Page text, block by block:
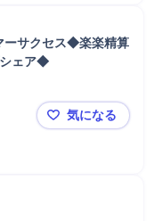
ーサクセス◆楽楽精算
シェア◆
【業界未経
気になる